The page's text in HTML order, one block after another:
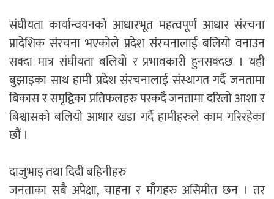
संघीयता कार्यान्वयनको आधारभूत महत्वपूर्ण आधार संरचना
प्रादेशिक संरचना भएकोले प्रदेश संरचनालाई बलियो वनाउन
सक्दा मात्र संघीयता बलियो र प्रभावकारी हुनसक्दछ । यही
बुझाइका साथ हामी प्रदेश संरचनालाई संस्थागत गर्दै जनतामा
बिकास र समृद्विका प्रतिफलहरु पस्कदै जनतामा दरिलो आशा र
बिश्वासको बलियो आधार खडा गर्दै हामीहरुले काम गरिरहेका
छौं ।
दाजुभाइ तथा दिदी बहिनीहरु
जनताका सबै अपेक्षा, चाहना र माँगहरु असिमीत छन । तर